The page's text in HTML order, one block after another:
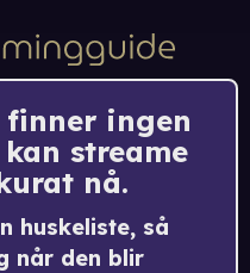
finner ingen
streame
nå.
huskeliste, så
når den blir